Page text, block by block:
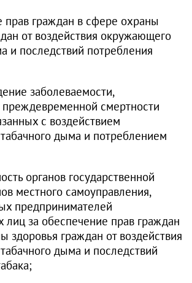
прав граждан в сфере охраны
от воздействия окружающего
и последствий потребления
заболеваемости,
преждевременной смертности
с воздействием
дыма и потреблением
органов государственной
местного самоуправления,
предпринимателей
лиц за обеспечение прав граждан
здоровья граждан от воздействия
дыма и последствий